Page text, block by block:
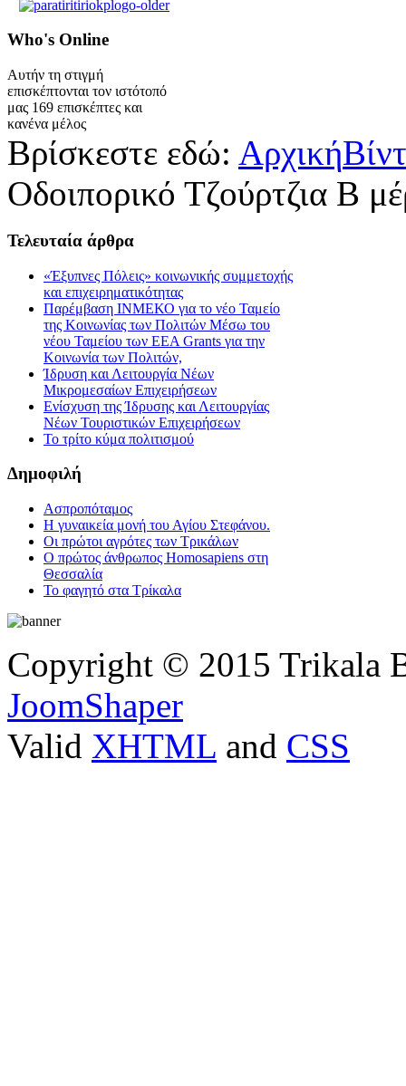
Who's Online
Αυτήν τη στιγμή
επισκέπτονται τον ιστότοπό
μας 169 επισκέπτες και
κανένα μέλος
Βρίσκεστε εδώ: Αρχική
Οδοιπορικό Τζούρτζια Β
Τελευταία άρθρα
«Έξυπνες Πόλεις» κοινωνικής συμμετοχής
και επιχειρηματικότητας
Παρέμβαση ΙΝΜΕΚΟ για το νέο Ταμείο
της Κοινωνίας των Πολιτών Μέσω του
νέου Ταμείου των ΕΕΑ Grants για την
Κοινωνία των Πολιτών,
Ίδρυση και Λειτουργία Νέων
Μικρομεσαίων Επιχειρήσεων
Ενίσχυση της Ίδρυσης και Λειτουργίας
Νέων Τουριστικών Επιχειρήσεων
Το τρίτο κύμα πολιτισμού
Δημοφιλή
Ασπροπόταμος
Η γυναικεία μονή του Αγίου Στεφάνου.
Οι πρώτοι αγρότες των Τρικάλων
Ο πρώτος άνθρωπος Homosapiens στη
Θεσσαλία
Το φαγητό στα Τρίκαλα
Copyright © 2015 Trikala
JoomShaper
Valid XHTML and CSS